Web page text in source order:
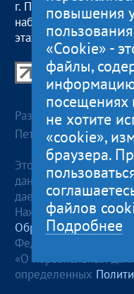
г. Петрозаводск,
наб. Гюллинга, 11 / 2
этаж, офис 2
Центр
© 2012—2024
Разработка и
Петрозаводск
Этот сайт
данных. Продолжая
даете согласие на
Нажимая кнопку
Обработку
Федеральным
«О персональных
определенных
повышения
«Cookie» -
файлы,
посещениях
не хотите
«cookie»,
браузера.
файлов
Подробнее